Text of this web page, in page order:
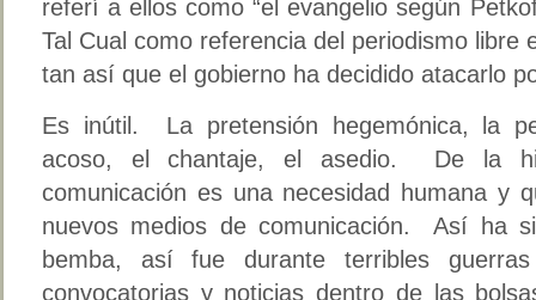
referí a ellos como “el evangelio según
Tal Cual como referencia del periodismo libre
tan así que el gobierno ha decidido atacarlo
Es inútil. La pretensión hegemónica, la
acoso, el chantaje, el asedio. De la
comunicación es una necesidad humana y
nuevos medios de comunicación. Así ha
bemba, así fue durante terribles
convocatorias y noticias dentro de las